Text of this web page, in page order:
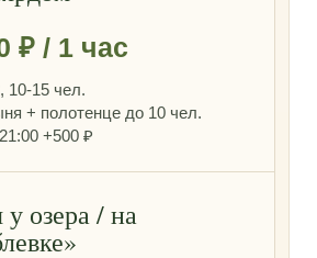
₽ / 1 час
10-15 чел.
+ полотенце до 10 чел.
+500 ₽
у озера / на